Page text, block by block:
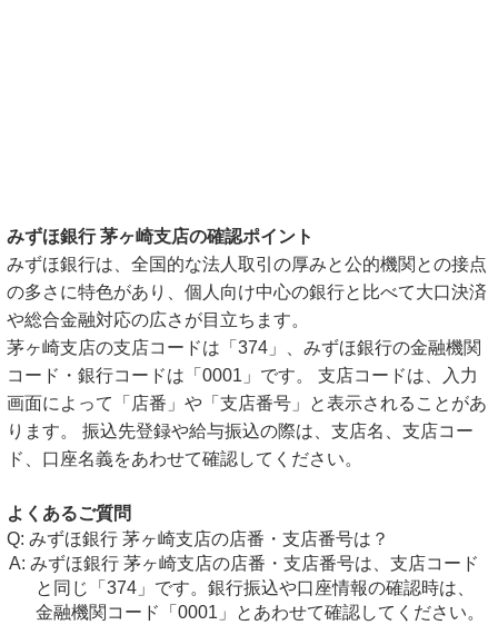
みずほ銀行 茅ヶ崎支店の確認ポイント
みずほ銀行は、全国的な法人取引の厚みと公的機関との接点
の多さに特色があり、個人向け中心の銀行と比べて大口決済
や総合金融対応の広さが目立ちます。
茅ヶ崎支店の支店コードは「374」、みずほ銀行の金融機関
コード・銀行コードは「0001」です。 支店コードは、入力
画面によって「店番」や「支店番号」と表示されることがあ
ります。 振込先登録や給与振込の際は、支店名、支店コー
ド、口座名義をあわせて確認してください。
よくあるご質問
みずほ銀行 茅ヶ崎支店の店番・支店番号は？
みずほ銀行 茅ヶ崎支店の店番・支店番号は、支店コード
と同じ「374」です。銀行振込や口座情報の確認時は、
金融機関コード「0001」とあわせて確認してください。